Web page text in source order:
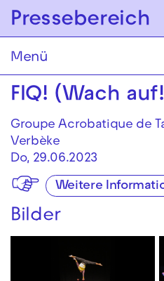
Zur Hauptnavigation
Pressebereich
Menü
FIQ! (Wach
Groupe Acrobatique de
Verbèke
Do, 29.06.2023
Weitere
Bilder